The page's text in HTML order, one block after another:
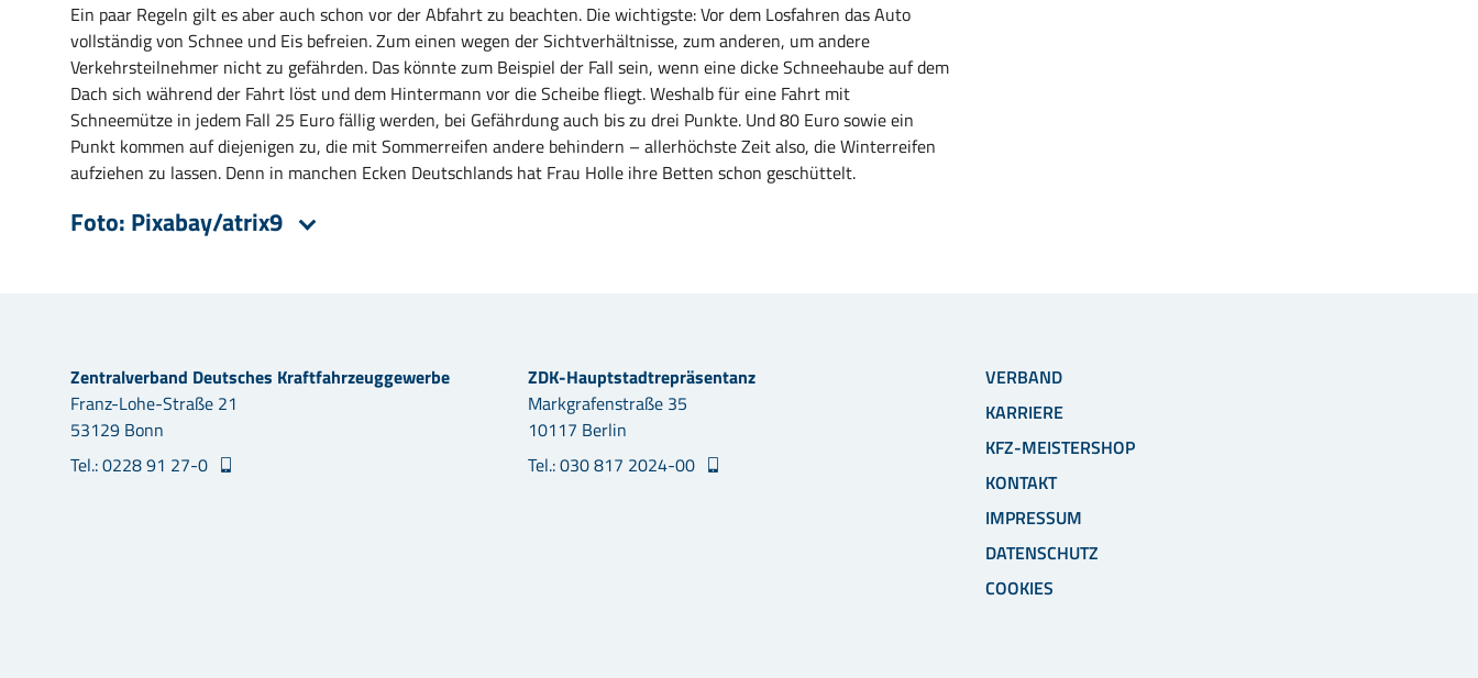
Ein paar Regeln gilt es aber auch schon vor der Abfahrt zu beachten. Die wichtigste: Vor dem Losfahren das Auto
vollständig von Schnee und Eis befreien. Zum einen wegen der Sichtverhältnisse, zum anderen, um andere
Verkehrsteilnehmer nicht zu gefährden. Das könnte zum Beispiel der Fall sein, wenn eine dicke Schneehaube auf dem
Dach sich während der Fahrt löst und dem Hintermann vor die Scheibe fliegt. Weshalb für eine Fahrt mit
Schneemütze in jedem Fall 25 Euro fällig werden, bei Gefährdung auch bis zu drei Punkte. Und 80 Euro sowie ein
Punkt kommen auf diejenigen zu, die mit Sommerreifen andere behindern – allerhöchste Zeit also, die Winterreifen
aufziehen zu lassen. Denn in manchen Ecken Deutschlands hat Frau Holle ihre Betten schon geschüttelt.
Foto: Pixabay/atrix9
Zentralverband Deutsches Kraftfahrzeuggewerbe
Franz-Lohe-Straße 21
53129 Bonn
Tel.: 0228 91 27-0
ZDK-Hauptstadtrepräsentanz
Markgrafenstraße 35
10117 Berlin
Tel.: 030 817 2024-00
VERBAND
KARRIERE
KFZ-MEISTERSHOP
KONTAKT
IMPRESSUM
DATENSCHUTZ
COOKIES